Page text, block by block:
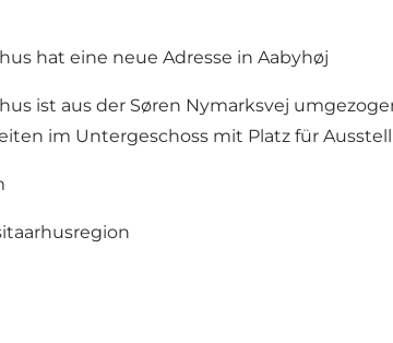
hat eine neue Adresse in Aabyhøj
ist aus der Søren Nymarksvej
im Untergeschoss mit Platz für